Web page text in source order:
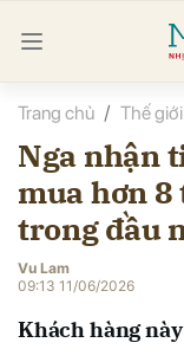
Trang chủ Thế giới
Nga nhận
mua hơn
trong đầu
Vu Lam
09:13 11/06/2026
Khách hàng
luận